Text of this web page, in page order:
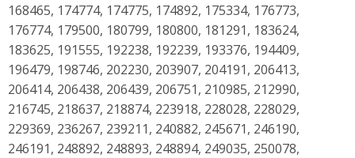
168465, 174774, 174775, 174892, 175334, 176773,
176774, 179500, 180799, 180800, 181291, 183624,
183625, 191555, 192238, 192239, 193376, 194409,
196479, 198746, 202230, 203907, 204191, 206413,
206414, 206438, 206439, 206751, 210985, 212990,
216745, 218637, 218874, 223918, 228028, 228029,
229369, 236267, 239211, 240882, 245671, 246190,
246191, 248892, 248893, 248894, 249035, 250078,